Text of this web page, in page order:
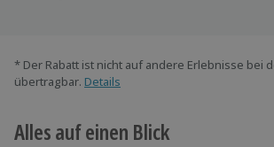
* Der Rabatt ist nicht auf andere Erlebnisse bei
übertragbar. Details
Alles auf einen Blick